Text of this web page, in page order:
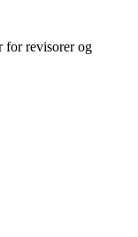
for revisorer og